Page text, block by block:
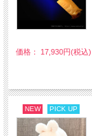
価格： 17,930円(税込)
NEW PICK UP